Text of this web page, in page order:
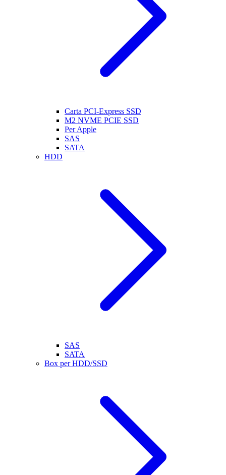
Carta PCI-Express SSD
M2 NVME PCIE SSD
Per Apple
SAS
SATA
HDD
SAS
SATA
Box per HDD/SSD